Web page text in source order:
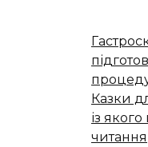
Казки
із
читання